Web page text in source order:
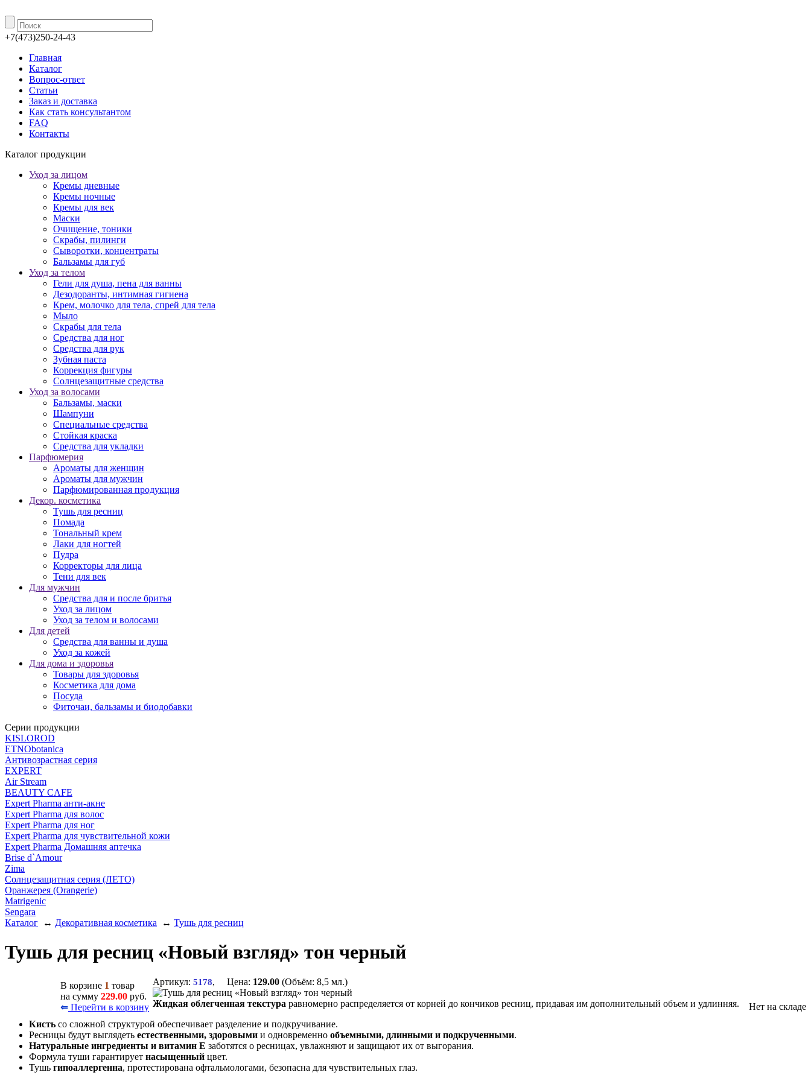
+7(473)250-24-43
Главная
Каталог
Вопрос-ответ
Статьи
Заказ и доставка
Как стать консультантом
FAQ
Контакты
Каталог продукции
Уход за лицом
Кремы дневные
Кремы ночные
Кремы для век
Маски
Очищение, тоники
Скрабы, пилинги
Сыворотки, концентраты
Бальзамы для губ
Уход за телом
Гели для душа, пена для ванны
Дезодоранты, интимная гигиена
Крем, молочко для тела, спрей для тела
Мыло
Скрабы для тела
Средства для ног
Средства для рук
Зубная паста
Коррекция фигуры
Солнцезащитные средства
Уход за волосами
Бальзамы, маски
Шампуни
Специальные средства
Стойкая краска
Средства для укладки
Парфюмерия
Ароматы для женщин
Ароматы для мужчин
Парфюмированная продукция
Декор. косметика
Тушь для ресниц
Помада
Тональный крем
Лаки для ногтей
Пудра
Корректоры для лица
Тени для век
Для мужчин
Средства для и после бритья
Уход за лицом
Уход за телом и волосами
Для детей
Средства для ванны и душа
Уход за кожей
Для дома и здоровья
Товары для здоровья
Косметика для дома
Посуда
Фиточаи, бальзамы и биодобавки
Серии продукции
KISLOROD
ETNObotanica
Антивозрастная серия
EXPERT
Air Stream
BEAUTY CAFЕ
Expert Pharma анти-акне
Expert Pharma для волос
Expert Pharma для ног
Expert Pharma для чувствительной кожи
Expert Pharma Домашняя аптечка
Brise d`Amour
Zima
Солнцезащитная серия (ЛЕТО)
Оранжерея (Orangerie)
Matrigenic
Sengara
Каталог ↔ Декоративная косметика ↔ Тушь для ресниц
Тушь для ресниц «Новый взгляд» тон черный
В корзине 1 товар
на сумму 229.00 руб.
⇐ Перейти в корзину
Артикул: 5178, Цена: 129.00 (Объём: 8,5 мл.)
Нет на складе
Жидкая облегченная текстура равномерно распределяется от корней до кончиков ресниц, придавая им дополнительный объем и удлинняя.
Кисть со сложной структурой обеспечивает разделение и подкручивание.
Ресницы будут выглядеть естественными, здоровыми и одновременно объемными, длинными и подкрученными.
Натуральные ингредиенты и витамин E заботятся о ресницах, увлажняют и защищают их от выгорания.
Формула туши гарантирует насыщенный цвет.
Тушь гипоаллергенна, протестирована офтальмологами, безопасна для чувствительных глаз.